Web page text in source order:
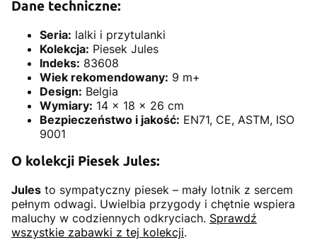
Dane techniczne:
Seria: lalki i przytulanki
Kolekcja: Piesek Jules
Indeks: 83608
Wiek rekomendowany: 9 m+
Design: Belgia
Wymiary: 14 x 18 x 26 cm
Bezpieczeństwo i jakość: EN71, CE, ASTM, ISO
9001
O kolekcji Piesek Jules:
Jules to sympatyczny piesek – mały lotnik z sercem
pełnym odwagi. Uwielbia przygody i chętnie wspiera
maluchy w codziennych odkryciach. Sprawdź
wszystkie zabawki z tej kolekcji.